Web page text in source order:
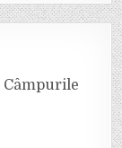
Câmpurile